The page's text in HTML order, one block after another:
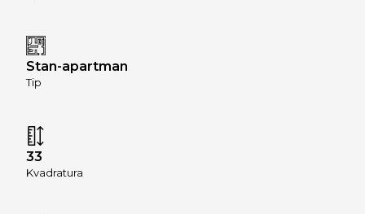
Stan-apartman
Tip
33
Kvadratura